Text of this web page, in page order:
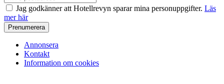
Jag godkänner att Hotellrevyn sparar mina personuppgifter. Läs
mer här
Annonsera
Kontakt
Information om cookies